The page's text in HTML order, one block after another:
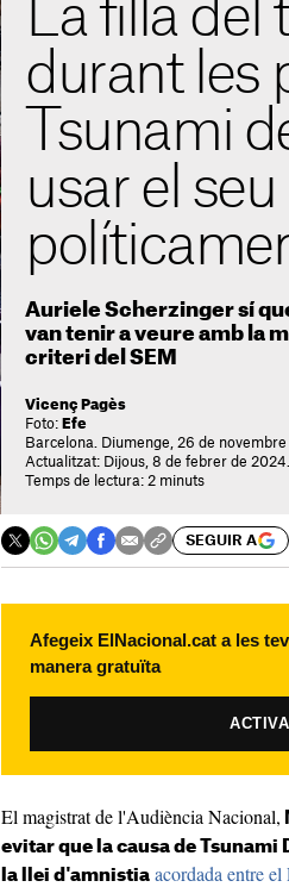
La filla del
durant les
Tsunami
usar el
Auriele Scherzinger sí
van tenir a veure amb la
criteri del SEM
Vicenç Pagès
Foto: Efe
Barcelona. Diumenge, 26 de
Actualitzat: Dijous, 8 de febrer de
Temps de lectura: 2 minuts
SEGUIR A
Afegeix ElNacional.cat a les
manera gratuïta
El magistrat de l'Audiència Nacional,
evitar que la causa de
la llei d'amnistia acordada entre